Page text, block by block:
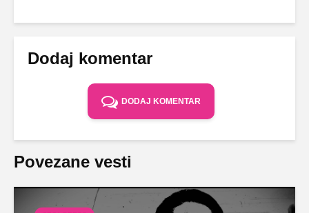
Dodaj komentar
DODAJ KOMENTAR
Povezane vesti